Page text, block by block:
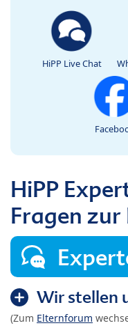
HiPP Live Chat
HiPP
Fragen zur
Wir stellen
(Zum Elternforum